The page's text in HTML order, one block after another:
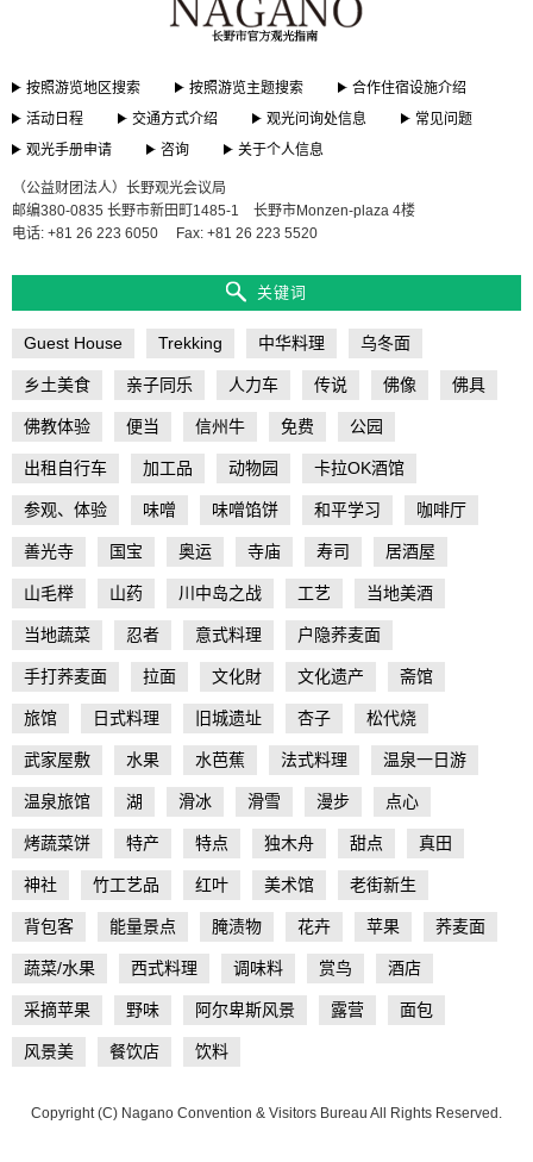
按照游览地区搜索 按照游览主题搜索
合作住宿设施介绍
活动日程
交通方式介绍 观光问询处信息
常见问题
观光手册申请
咨询 关于个人信息
（公益财团法人）长野观光会议局
邮编380-0835 长野市新田町1485-1 长野市Monzen-plaza 4楼
电话: +81 26 223 6050
Fax: +81 26 223 5520
关键词
Guest House Trekking 中华料理 乌冬面
乡土美食 亲子同乐 人力车 传说 佛像 佛具
佛教体验 便当 信州牛 免费 公园
出租自行车 加工品 动物园 卡拉OK酒馆
参观、体验 味噌 味噌馅饼 和平学习 咖啡厅
善光寺 国宝 奥运 寺庙 寿司 居酒屋
山毛榉 山药 川中岛之战 工艺 当地美酒
当地蔬菜 忍者 意式料理 户隐荞麦面
手打荞麦面 拉面 文化財 文化遗产 斋馆
旅馆 日式料理 旧城遗址 杏子 松代烧
武家屋敷 水果 水芭蕉 法式料理 温泉一日游
温泉旅馆 湖 滑冰 滑雪 漫步 点心
烤蔬菜饼 特产 特点 独木舟 甜点 真田
神社 竹工艺品 红叶 美术馆 老街新生
背包客 能量景点 腌渍物 花卉 苹果 荞麦面
蔬菜/水果 西式料理 调味料 赏鸟 酒店
采摘苹果 野味 阿尔卑斯风景 露营 面包
风景美 餐饮店 饮料
Copyright (C) Nagano Convention & Visitors Bureau All Rights Reserved.